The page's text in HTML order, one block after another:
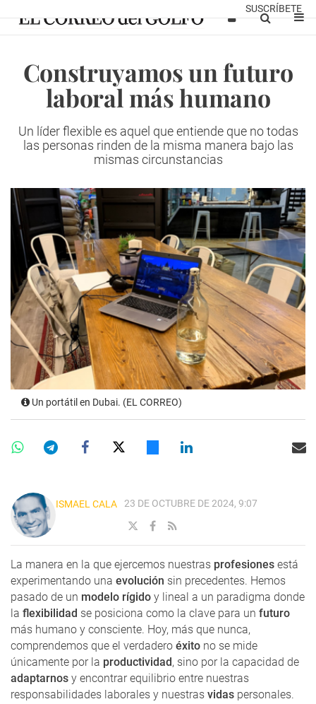
SUSCRÍBETE
Construyamos un futuro
laboral más humano
Un líder flexible es aquel que entiende que no todas
las personas rinden de la misma manera bajo las
mismas circunstancias
Un portátil en Dubai. (EL CORREO)
ISMAEL CALA 23 DE OCTUBRE DE 2024, 9:07
La manera en la que ejercemos nuestras profesiones está
experimentando una evolución sin precedentes. Hemos
pasado de un modelo rígido y lineal a un paradigma donde
la flexibilidad se posiciona como la clave para un futuro
más humano y consciente. Hoy, más que nunca,
comprendemos que el verdadero éxito no se mide
únicamente por la productividad, sino por la capacidad de
adaptarnos y encontrar equilibrio entre nuestras
responsabilidades laborales y nuestras vidas personales.